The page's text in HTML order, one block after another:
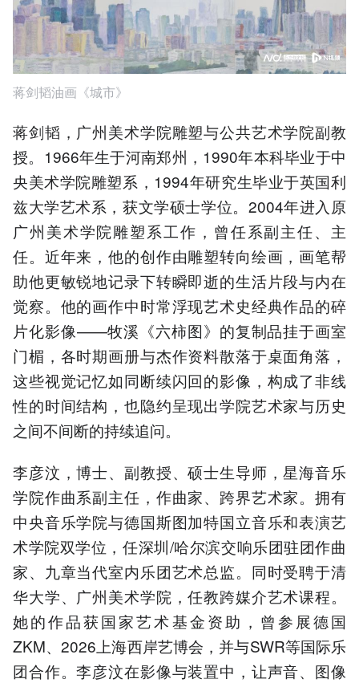
蒋剑韬油画《城市》
蒋剑韬，广州美术学院雕塑与公共艺术学院副教
授。1966年生于河南郑州，1990年本科毕业于中
央美术学院雕塑系，1994年研究生毕业于英国利
兹大学艺术系，获文学硕士学位。2004年进入原
广州美术学院雕塑系工作，曾任系副主任、主
任。近年来，他的创作由雕塑转向绘画，画笔帮
助他更敏锐地记录下转瞬即逝的生活片段与内在
觉察。他的画作中时常浮现艺术史经典作品的碎
片化影像——牧溪《六柿图》的复制品挂于画室
门楣，各时期画册与杰作资料散落于桌面角落，
这些视觉记忆如同断续闪回的影像，构成了非线
性的时间结构，也隐约呈现出学院艺术家与历史
之间不间断的持续追问。
李彦汶，博士、副教授、硕士生导师，星海音乐
学院作曲系副主任，作曲家、跨界艺术家。拥有
中央音乐学院与德国斯图加特国立音乐和表演艺
术学院双学位，任深圳/哈尔滨交响乐团驻团作曲
家、九章当代室内乐团艺术总监。同时受聘于清
华大学、广州美术学院，任教跨媒介艺术课程。
她的作品获国家艺术基金资助，曾参展德国
ZKM、2026上海西岸艺博会，并与SWR等国际乐
团合作。李彦汶在影像与装置中，让声音、图像